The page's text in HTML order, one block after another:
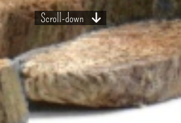
Scroll-down